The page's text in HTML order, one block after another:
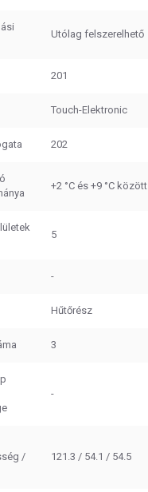
Utólag felszerelhető
201
Touch-Elektronic
202
+2 °C és +9 °C között
5
-
Hűtőrész
3
-
/
121.3 / 54.1 / 54.5